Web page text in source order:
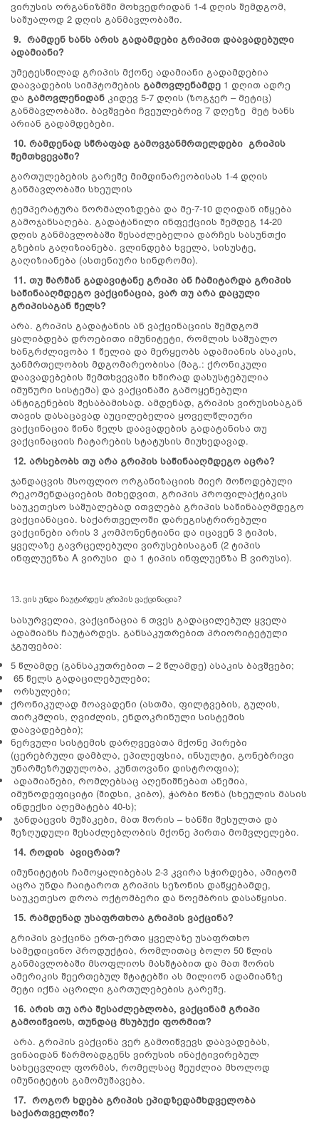
ვირუსის ორგანიზმში მოხვედრიდან 1-4 დღის შემდგომ,
საშუალოდ 2 დღის განმავლობაში.
9. რამდენ ხანს არის გადამდები გრიპით დაავადებული
ადამიანი?
უმეტესწილად გრიპის მქონე ადამიანი გადამდებია
დაავადების სიმპტომების გამოვლენამდე 1 დღით ადრე
და გამოვლენიდან კიდევ 5-7 დღის (ზოგჯერ – მეტიც)
განმავლობაში. ბავშვები ჩვეულებრივ 7 დღეზე მეტ ხანს
არიან გადამდებები.
10. რამდენად სწრაფად გამოვჯანმრთელდები გრიპის
შემთხვევაში?
გართულებების გარეშე მიმდინარეობისას 1-4 დღის
განმავლობაში სხეულის
ტემპერატურა ნორმალიზდება და მე-7-10 დღიდან იწყება
გამოჯანსაღება. გადატანილი ინფექციის შემდეგ 14-20
დღის განმავლობაში შესაძლებელია დარჩეს სასუნთქი
გზების გაღიზიანება. ვლინდება ხველა, სისუსტე,
გაღიზიანება (ასთენიური სინდრომი).
11. თუ შარშან გადავიტანე გრიპი ან ჩამიტარდა გრიპის
საწინააღმდეგო ვაქცინაცია, ვარ თუ არა დაცული
გრიპისაგან წელს?
არა. გრიპის გადატანის ან ვაქცინაციის შემდგომ
ყალიბდება დროებითი იმუნიტეტი, რომლის საშუალო
ხანგრძლივობა 1 წელია და მერყეობს ადამიანის ასაკის,
ჯანმრთელობის მდგომარეობისა (მაგ.: ქრონიკული
დაავადებების შემთხვევაში ხშირად დასუსტებულია
იმუნური სისტემა) და ვაქცინაში გამოყენებული
ანტიგენების შესაბამისად. ამდენად, გრიპის ვირუსისაგან
თავის დასაცავად აუცილებელია ყოველწლიური
ვაქცინაცია წინა წელს დაავადების გადატანისა თუ
ვაქცინაციის ჩატარების სტატუსის მიუხედავად.
12. არსებობს თუ არა გრიპის საწინააღმდეგო აცრა?
ჯანდაცვის მსოფლიო ორგანიზაციის მიერ მოწოდებული
რეკომენდაციების მიხედვით, გრიპის პროფილაქტიკის
საუკეთესო საშუალებად ითვლება გრიპის საწინააღმდეგო
ვაქციანაცია. საქართველოში დარეგისტრირებული
ვაქცინები არის 3 კომპონენტიანი და იცავენ 3 ტიპის,
ყველაზე გავრცელებული ვირუსებისაგან (2 ტიპის
ინფლუენზა A ვირუსი და 1 ტიპის ინფლუენზა B ვირუსი).
13. ვის უნდა ჩაუტარდეს გრიპის ვაქცინაცია?
სასურველია, ვაქცინაცია 6 თვეს გადაცილებულ ყველა
ადამიანს ჩაუტარდეს. განსაკუთრებით პრიორიტეტული
ჯგუფებია:
5 წლამდე (განსაკუთრებით – 2 წლამდე) ასაკის ბავშვები;
65 წელს გადაცილებულები;
ორსულები;
ქრონიკულად მოავადენი (ასთმა, ფილტვების, გულის,
თირკმლის, ღვიძლის, ენდოკრინული სისტემის
დაავადებები);
ნერვული სისტემის დარღვევათა მქონე პირები
(ცერებრული დამბლა, ეპილეფსია, ინსულტი, გონებრივი
უნარშეზრუდულობა, კუნთოვანი დისტროფია);
ადამიანები, რომლებსაც აღენიშნებათ ანემია,
იმუნოდეფიციტი (შიდსი, კიბო), ჭარბი წონა (სხეულის მასის
ინდექსი აღემატება 40-ს);
ჯანდაცვის მუშაკები, მათ შორის – ხანში შესულთა და
შეზღუდული შესაძლებლობის მქონე პირთა მომვლელები.
14. როდის ავიცრათ?
იმუნიტეტის ჩამოყალიბებას 2-3 კვირა სჭირდება, ამიტომ
აცრა უნდა ჩაიტაროთ გრიპის სეზონის დაწყებამდე,
საუკეთესო დროა ოქტომბერი და ნოემბრის დასაწყისი.
15. რამდენად უსაფრთხოა გრიპის ვაქცინა?
გრიპის ვაქცინა ერთ-ერთი ყველაზე უსაფრთხო
სამედიცინო პროდუქტია, რომლითაც ბოლო 50 წლის
განმავლობაში მსოფლიოს მასშტაბით და მათ შორის
ამერიკის შეერთებულ შტატებში ას მილიონ ადამიანზე
მეტი იქნა აცრილი გართულებების გარეშე.
16. არის თუ არა შესაძლებლობა, ვაქცინამ გრიპი
გამოიწვიოს, თუნდაც მსუბუქი ფორმით?
არა. გრიპის ვაქცინა ვერ გამოიწვევს დაავადებას,
ვინაიდან წარმოადგენს ვირუსის ინაქტივირებულ
სახეცვლილ ფორმას, რომელსაც შეუძლია მხოლოდ
იმუნიტეტის გამომუშავება.
17. როგორ ხდება გრიპის ეპიდზედამხდველობა
საქართველოში?